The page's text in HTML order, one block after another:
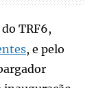
TRF6,
, e pelo